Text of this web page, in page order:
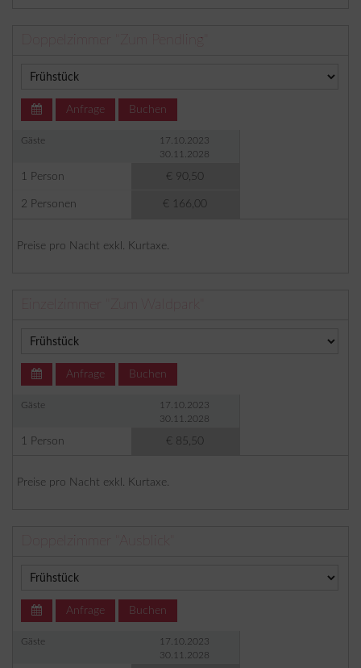
Doppelzimmer "Zum Pendling"
Anfrage Buchen
Gäste
1 Person
2 Personen
17.10.2023
30.11.2028
€ 90,50
€ 166,00
Preise pro Nacht exkl. Kurtaxe.
Einzelzimmer "Zum Waldpark"
Anfrage Buchen
Gäste
1 Person
17.10.2023
30.11.2028
€ 85,50
Preise pro Nacht exkl. Kurtaxe.
Doppelzimmer "Ausblick"
Anfrage Buchen
Gäste
17.10.2023
30.11.2028